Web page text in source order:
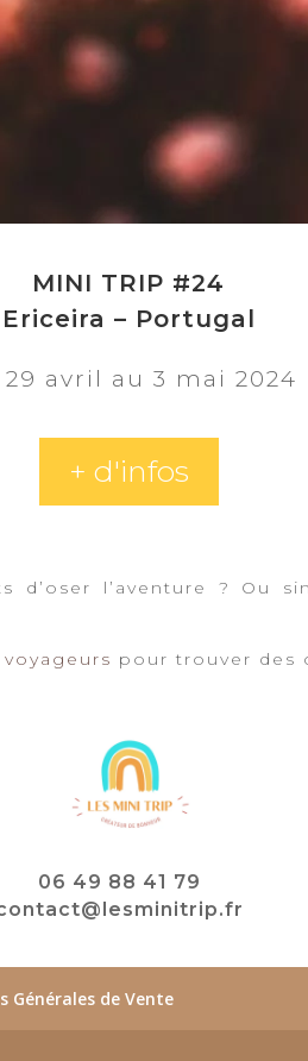
MINI TRIP #24
Ericeira – Portugal
29 avril au 3 mai 2024
+ d'infos
l’aventure ? Ou
pour trouver des
06 49 88 41 79
Générales de Vente